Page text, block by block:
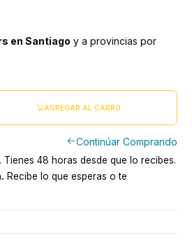
en Santiago y a provincias por
AGREGAR AL CARRO
Continúar Comprando
Tienes 48 horas desde que lo recibes.
Recibe lo que esperas o te